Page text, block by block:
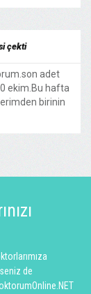
çekti
adet
ekim.Bu hafta
birinin
de